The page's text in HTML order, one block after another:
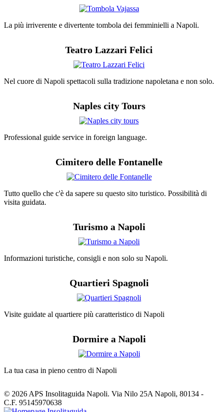
La più irriverente e divertente tombola dei femminielli a Napoli.
Teatro Lazzari Felici
Nel cuore di Napoli spettacoli sulla tradizione napoletana e non solo.
Naples city Tours
Professional guide service in foreign language.
Cimitero delle Fontanelle
Tutto quello che c'è da sapere su questo sito turistico. Possibilità di
visita guidata.
Turismo a Napoli
Informazioni turistiche, consigli e non solo su Napoli.
Quartieri Spagnoli
Visite guidate al quartiere più caratteristico di Napoli
Dormire a Napoli
La tua casa in pieno centro di Napoli
© 2026 APS Insolitaguida Napoli. Via Nilo 25A Napoli, 80134 -
C.F. 95145970638